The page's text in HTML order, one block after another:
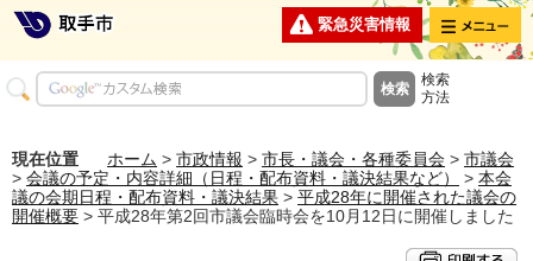
緊急災害情報 メニュー
検索
方法
現在位置 ホーム > 市政情報 > 市長・議会・各種委員会 > 市議会
> 会議の予定・内容詳細（日程・配布資料・議決結果など） > 本会
議の会期日程・配布資料・議決結果 > 平成28年に開催された議会の
開催概要 > 平成28年第2回市議会臨時会を10月12日に開催しました